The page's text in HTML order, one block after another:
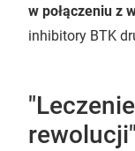
w połączeniu z
inhibitory BTK
rewolucji"